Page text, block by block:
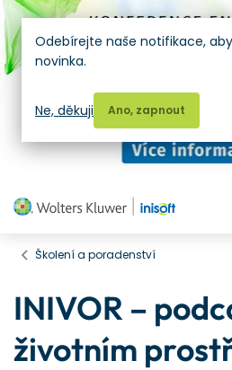
Školení a poradenství
INIVOR –
životním
Odebírejte naše notifikace,
novinka.
Ano, zapnout
Ne, děkuji